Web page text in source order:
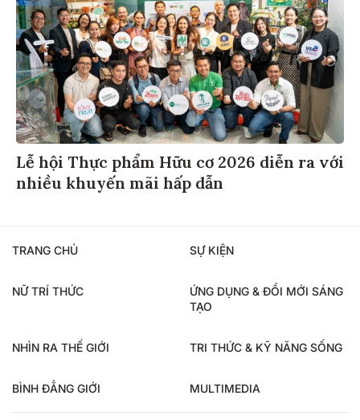
Lễ hội Thực phẩm Hữu cơ 2026 diễn ra với
nhiều khuyến mãi hấp dẫn
TRANG CHỦ SỰ KIỆN
NỮ TRÍ THỨC
ỨNG DỤNG & ĐỔI MỚI SÁNG
TẠO
NHÌN RA THẾ GIỚI TRI THỨC & KỸ NĂNG SỐNG
BÌNH ĐẲNG GIỚI MULTIMEDIA